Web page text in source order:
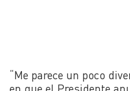
“Me parece un poco
en que el Presidente